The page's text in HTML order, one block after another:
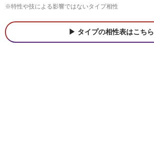
※特性や技による影響ではないタイプ相性
タイプの相性表はこちら